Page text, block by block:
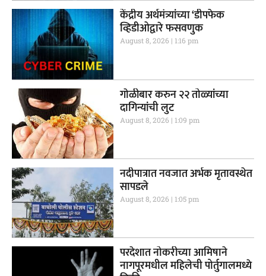
केंद्रीय अर्थमंत्र्यांच्या ‘डीपफेक
व्हिडीओद्वारे फसवणुक
August 8, 2026 1:16 pm
गाेळीबार करुन २२ तोळ्यांच्या
दागिन्यांची लुट
August 8, 2026 1:09 pm
नदीपात्रात नवजात अर्भक मृतावस्थेत
सापडले
August 8, 2026 1:05 pm
परदेशात नोकरीच्या आमिषाने
नागपूरमधील महिलेची पोर्तुगालमध्ये